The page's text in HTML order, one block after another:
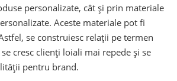
personalizate, cât și prin materiale
Aceste materiale pot fi
se construiesc relații pe termen
cresc clienți loiali mai repede și se
pentru brand.